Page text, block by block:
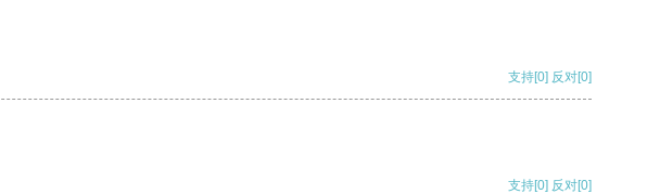
支持[0] 反对[0]
支持[0] 反对[0]